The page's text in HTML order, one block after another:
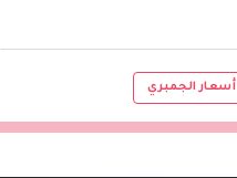
أسعار الجمبري